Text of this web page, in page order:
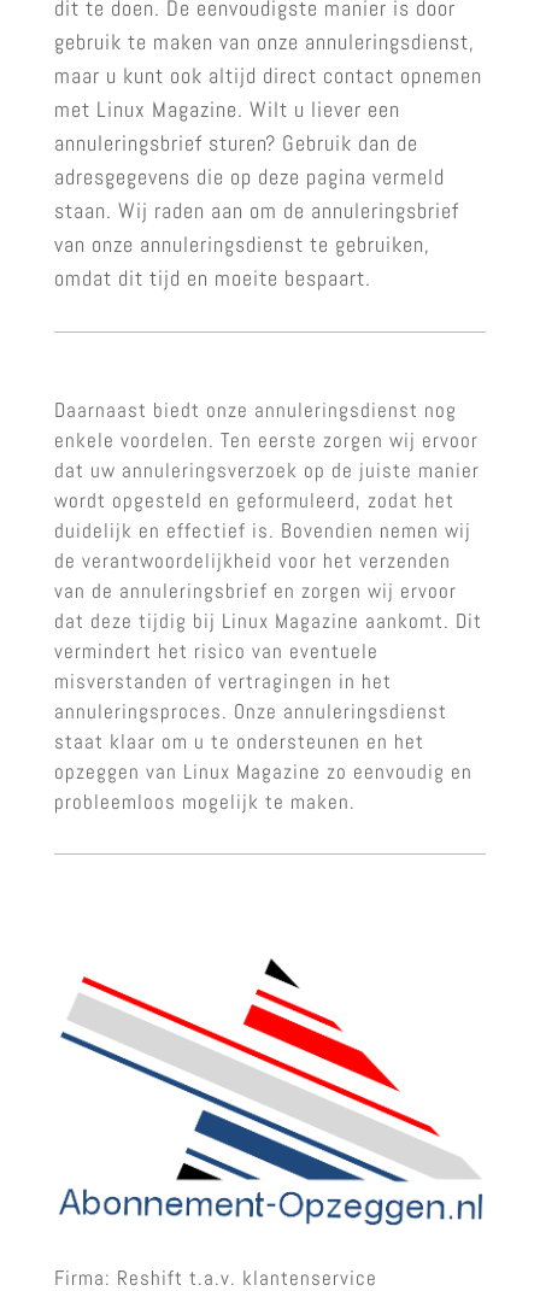
dit te doen. De eenvoudigste manier is door
gebruik te maken van onze annuleringsdienst,
maar u kunt ook altijd direct contact opnemen
met Linux Magazine. Wilt u liever een
annuleringsbrief sturen? Gebruik dan de
adresgegevens die op deze pagina vermeld
staan. Wij raden aan om de annuleringsbrief
van onze annuleringsdienst te gebruiken,
omdat dit tijd en moeite bespaart.
Daarnaast biedt onze annuleringsdienst nog
enkele voordelen. Ten eerste zorgen wij ervoor
dat uw annuleringsverzoek op de juiste manier
wordt opgesteld en geformuleerd, zodat het
duidelijk en effectief is. Bovendien nemen wij
de verantwoordelijkheid voor het verzenden
van de annuleringsbrief en zorgen wij ervoor
dat deze tijdig bij Linux Magazine aankomt. Dit
vermindert het risico van eventuele
misverstanden of vertragingen in het
annuleringsproces. Onze annuleringsdienst
staat klaar om u te ondersteunen en het
opzeggen van Linux Magazine zo eenvoudig en
probleemloos mogelijk te maken.
Firma: Reshift t.a.v. klantenservice